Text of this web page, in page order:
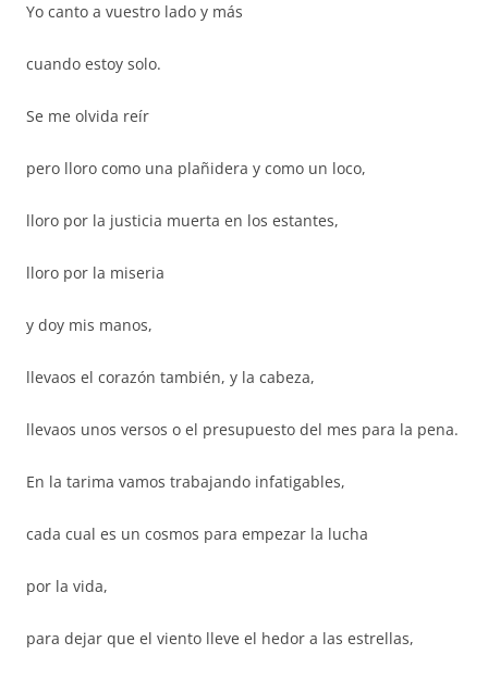
Yo canto a vuestro lado y más
cuando estoy solo.
Se me olvida reír
pero lloro como una plañidera y como un loco,
lloro por la justicia muerta en los estantes,
lloro por la miseria
y doy mis manos,
llevaos el corazón también, y la cabeza,
llevaos unos versos o el presupuesto del mes para la pena.
En la tarima vamos trabajando infatigables,
cada cual es un cosmos para empezar la lucha
por la vida,
para dejar que el viento lleve el hedor a las estrellas,